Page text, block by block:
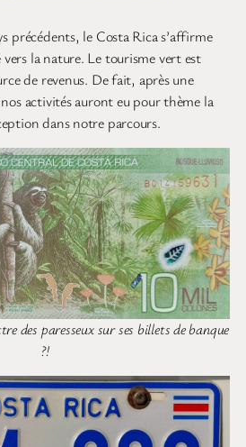
précédents, le Costa Rica s’affirme
la nature. Le tourisme vert est
de revenus. De fait, après une
activités auront eu pour thème la
dans notre parcours.
des paresseux sur ses billets de banque
?!